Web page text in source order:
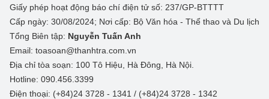
Giấy phép hoạt động báo chí điện tử số: 237/GP-BTTTT
Cấp ngày: 30/08/2024; Nơi cấp: Bộ Văn hóa - Thể thao và Du lịch
Tổng Biên tập: Nguyễn Tuấn Anh
Email: toasoan@thanhtra.com.vn
Địa chỉ tòa soạn: 100 Tô Hiệu, Hà Đông, Hà Nội.
Hotline: 090.456.3399
Điện thoại: (+84)24 3728 - 1341 / (+84)24 3728 - 1342